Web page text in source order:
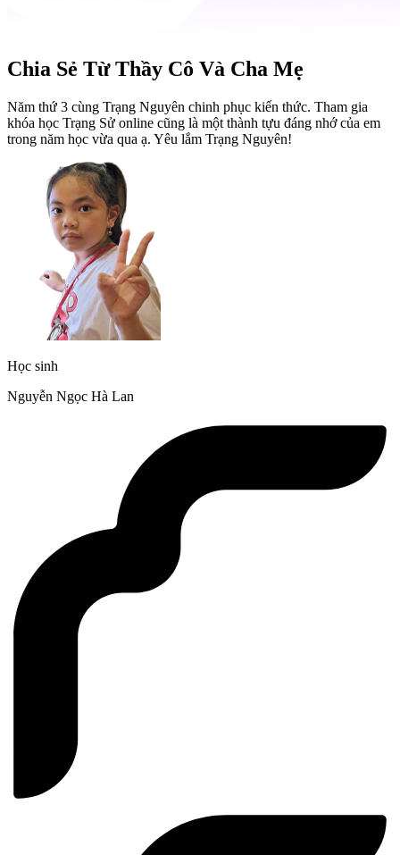
Chia Sẻ Từ Thầy Cô Và Cha Mẹ
Năm thứ 3 cùng Trạng Nguyên chinh phục kiến thức. Tham gia
khóa học Trạng Sử online cũng là một thành tựu đáng nhớ của em
trong năm học vừa qua ạ. Yêu lắm Trạng Nguyên!
Học sinh
Nguyễn Ngọc Hà Lan